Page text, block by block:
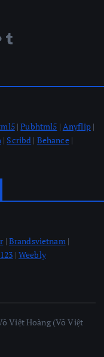
Tumblr
|Pubhtml5 | Anyflip|
| Scribd | Behance|
| Brandsvietnam|
| Weebly
Việt Hoàng (Võ Việt